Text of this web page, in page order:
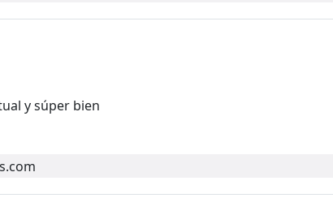
y súper bien